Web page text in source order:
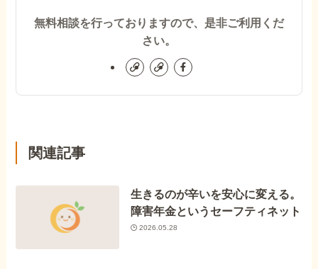
無料相談を行っておりますので、是非ご利用くだ
さい。
関連記事
生きるのが辛いを安心に変える。
障害年金というセーフティネット
2026.05.28